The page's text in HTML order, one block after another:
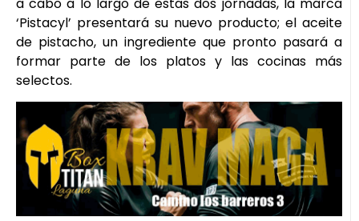
‘Pistacyl’ presentará su nuevo producto; el aceite
de pistacho, un ingrediente que pronto pasará a
formar parte de los platos y las cocinas más
selectos.